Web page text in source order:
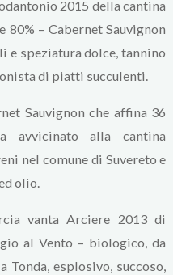
2015 della cantina
80% – Cabernet Sauvignon
e speziatura dolce, tannino
di piatti succulenti.
Sauvignon che affina 36
alla cantina
nel comune di Suvereto e
olio.
vanta Arciere 2013 di
al Vento – biologico, da
Tonda, esplosivo, succoso,